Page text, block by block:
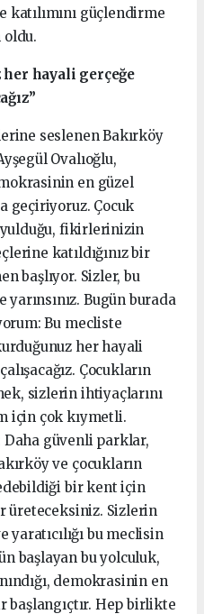
güçlendirme
oldu.
hayali gerçeğe
seslenen Bakırköy
Ovalıoğlu,
en güzel
geçiriyoruz. Çocuk
fikirlerinizin
katıldığınız bir
başlıyor. Sizler, bu
Bugün burada
Bu mecliste
her hayali
Çocukların
sizlerin ihtiyaçlarını
için çok kıymetli.
Daha güvenli parklar,
ve çocukların
bir kent için
üreteceksiniz. Sizlerin
bu meclisin
başlayan bu yolculuk,
demokrasinin en
başlangıçtır. Hep birlikte